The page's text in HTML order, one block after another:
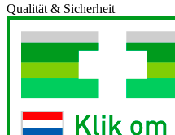
Qualität & Sicherheit